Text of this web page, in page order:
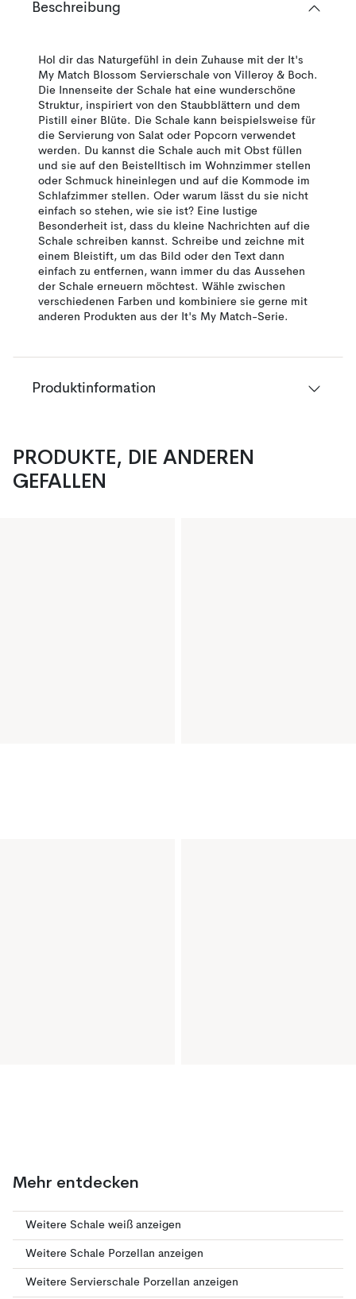
Beschreibung
Hol dir das Naturgefühl in dein Zuhause mit der It's
My Match Blossom Servierschale von Villeroy & Boch.
Die Innenseite der Schale hat eine wunderschöne
Struktur, inspiriert von den Staubblättern und dem
Pistill einer Blüte. Die Schale kann beispielsweise für
die Servierung von Salat oder Popcorn verwendet
werden. Du kannst die Schale auch mit Obst füllen
und sie auf den Beistelltisch im Wohnzimmer stellen
oder Schmuck hineinlegen und auf die Kommode im
Schlafzimmer stellen. Oder warum lässt du sie nicht
einfach so stehen, wie sie ist? Eine lustige
Besonderheit ist, dass du kleine Nachrichten auf die
Schale schreiben kannst. Schreibe und zeichne mit
einem Bleistift, um das Bild oder den Text dann
einfach zu entfernen, wann immer du das Aussehen
der Schale erneuern möchtest. Wähle zwischen
verschiedenen Farben und kombiniere sie gerne mit
anderen Produkten aus der It's My Match-Serie.
Produktinformation
PRODUKTE, DIE ANDEREN
GEFALLEN
Mehr entdecken
Weitere Schale weiß anzeigen
Weitere Schale Porzellan anzeigen
Weitere Servierschale Porzellan anzeigen